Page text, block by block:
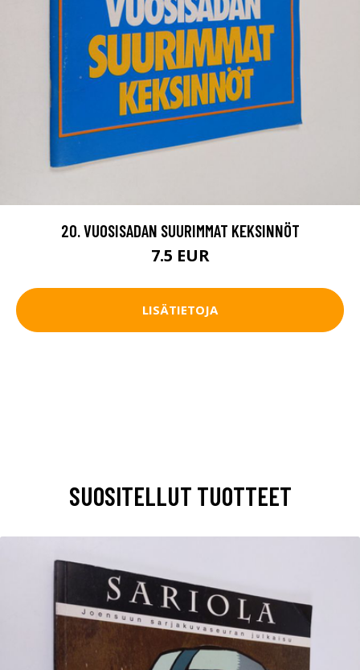
20. VUOSISADAN SUURIMMAT KEKSINNÖT
7.5 EUR
LISÄTIETOJA
SUOSITELLUT TUOTTEET